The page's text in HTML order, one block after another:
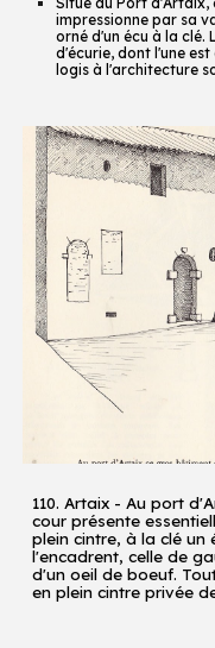
impressionne par sa
orné d'un écu à la clé.
d'écurie, dont l'une
logis à l'architecture
110. Artaix - Au port
cour présente
plein cintre, à la clé un
l'encadrent, celle de
d'un oeil de boeuf.
en plein cintre privée